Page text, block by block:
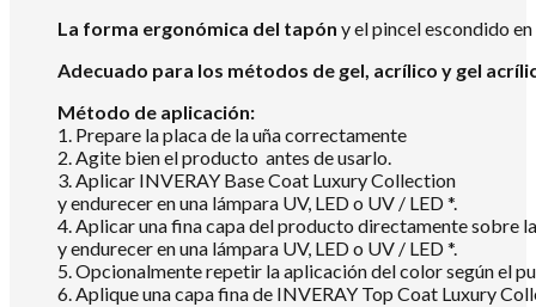
La forma ergonómica del tapón y el pincel escondido
Adecuado para los métodos de gel, acrílico y gel
Método de aplicación:
1. Prepare la placa de la uña correctamente
2. Agite bien el producto antes de usarlo.
3. Aplicar INVERAY Base Coat Luxury Collection
y endurecer en una lámpara UV, LED o UV / LED *.
4. Aplicar una fina capa del producto directamente sobre
y endurecer en una lámpara UV, LED o UV / LED *.
5. Opcionalmente repetir la aplicación del color según el
6. Aplique una capa fina de INVERAY Top Coat Luxury